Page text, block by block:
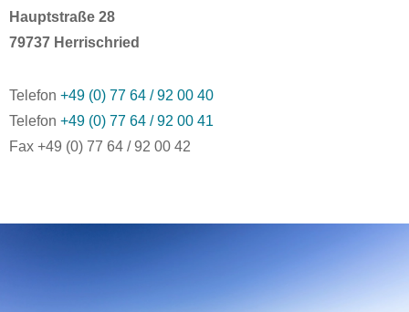
Hauptstraße 28
79737 Herrischried
Telefon +49 (0) 77 64 / 92 00 40
Telefon +49 (0) 77 64 / 92 00 41
Fax +49 (0) 77 64 / 92 00 42